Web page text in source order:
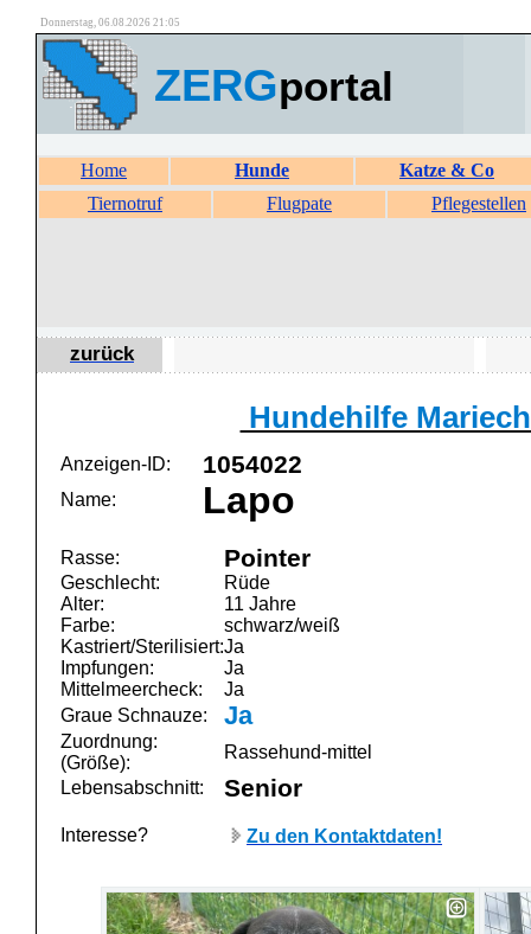
Donnerstag, 06.08.2026 21:05
ZERGportal
Home Hunde
Katze & Co
Tiernotruf
Flugpate Pflegestellen
zurück
Hundehilfe
Anzeigen-ID: 1054022
Name: Lapo
Rasse: Pointer
Geschlecht:
Rüde
Alter:
11 Jahre
Farbe:
schwarz/weiß
Kastriert/Sterilisiert:Ja
Impfungen:
Ja
Mittelmeercheck:
Ja
Graue Schnauze:
Ja
Zuordnung:
(Größe):
Rassehund-mittel
Lebensabschnitt:
Senior
Interesse? Zu den Kontaktdaten!